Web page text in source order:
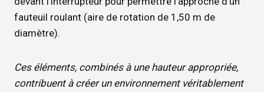
fauteuil roulant (aire de rotation de 1,50 m de
diamètre).
Ces éléments, combinés à une hauteur appropriée,
contribuent à créer un environnement véritablement